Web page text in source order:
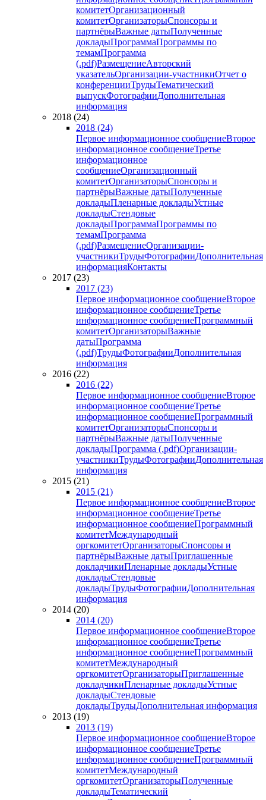
комитетОрганизационный
комитетОрганизаторыСпонсоры и
партнёрыВажные датыПолученные
докладыПрограммаПрограммы по
темамПрограмма
(.pdf)РазмещениеАвторский
указательОрганизации-участникиОтчет о
конференцииТрудыТематический
выпускФотографииДополнительная
информация
2018 (24)
2018 (24)
Первое информационное сообщениеВторое
информационное сообщениеТретье
информационное
сообщениеОрганизационный
комитетОрганизаторыСпонсоры и
партнёрыВажные датыПолученные
докладыПленарные докладыУстные
докладыСтендовые
докладыПрограммаПрограммы по
темамПрограмма
(.pdf)РазмещениеОрганизации-
участникиТрудыФотографииДополнительная
информацияКонтакты
2017 (23)
2017 (23)
Первое информационное сообщениеВторое
информационное сообщениеТретье
информационное сообщениеПрограммный
комитетОрганизаторыВажные
датыПрограмма
(.pdf)ТрудыФотографииДополнительная
информация
2016 (22)
2016 (22)
Первое информационное сообщениеВторое
информационное сообщениеТретье
информационное сообщениеПрограммный
комитетОрганизаторыСпонсоры и
партнёрыВажные датыПолученные
докладыПрограмма (.pdf)Организации-
участникиТрудыФотографииДополнительная
информация
2015 (21)
2015 (21)
Первое информационное сообщениеВторое
информационное сообщениеТретье
информационное сообщениеПрограммный
комитетМеждународный
оргкомитетОрганизаторыСпонсоры и
партнёрыВажные датыПриглашенные
докладчикиПленарные докладыУстные
докладыСтендовые
докладыТрудыФотографииДополнительная
информация
2014 (20)
2014 (20)
Первое информационное сообщениеВторое
информационное сообщениеТретье
информационное сообщениеПрограммный
комитетМеждународный
оргкомитетОрганизаторыПриглашенные
докладчикиПленарные докладыУстные
докладыСтендовые
докладыТрудыДополнительная информация
2013 (19)
2013 (19)
Первое информационное сообщениеВторое
информационное сообщениеТретье
информационное сообщениеПрограммный
комитетМеждународный
оргкомитетОрганизаторыПолученные
докладыТематический